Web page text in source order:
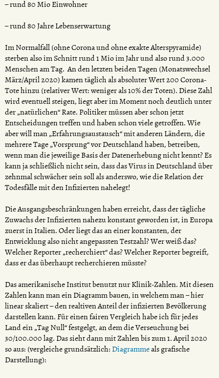
– rund 80 Mio Einwohner
– rund 80 Jahre Lebenserwartung
Im Normalfall (ohne Corona und ohne exakte Alterspyramide)
sterben also im Schnitt rund 1 Mio im Jahr und also rund 3.000
Menschen am Tag. An den letzten beiden Tagen (Monatswechsel
März/April 2020) kamen täglich als absoluter Wert 200 Corona-
Tote hinzu (relativer Wert: weniger als 10% der Toten). Diese Zahl
wird eventuell steigen, liegt aber im Moment noch deutlich unter
der „natürlichen“ Rate. Politiker müssen aber schon jetzt
Entscheidungen treffen und haben schon viele getroffen. Wie
aber will man „Erfahrungsaustausch“ mit anderen Ländern, die
mehrere Tage „Vorsprung“ vor Deutschland haben, betreiben,
wenn man die jeweilige Basis der Datenerhebung nicht kennt? Es
kann ja schließlich nicht sein, dass das Virus in Deutschland über
zehnmal schwächer sein soll als anderswo, wie die Relation der
Todesfälle mit den Infizierten nahelegt!
Die Ausgangsbeschränkungen haben erreicht, dass der tägliche
Zuwachs der Infizierten nahezu konstant geworden ist, in Europa
zuerst in Italien. Oder liegt das an einer konstanten, der
Entwicklung also nicht angepassten Testzahl? Wer weiß das?
Welcher Reporter „recherchiert“ das? Welcher Reporter begreift,
dass er das überhaupt recherchieren müsste?
Das amerikanische Institut benutzt nur Klinik-Zahlen. Mit diesen
Zahlen kann man ein Diagramm bauen, in welchem man – hier
linear skaliert – den realtiven Anteil der infizierten Bevölkerung
darstellen kann. Für einen fairen Vergleich habe ich für jedes
Land ein „Tag Null“ festgelgt, an dem die Verseuchung bei
30/100.000 lag. Das sieht dann mit Zahlen bis zum 1. April 2020
so aus: (vergleiche grundsätzlich: Diagrammeals grafische
Darstellung):